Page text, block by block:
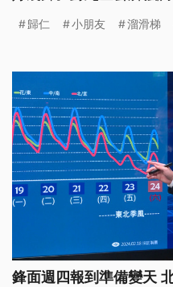
歸仁 小朋友 溜滑梯
鋒面週四報到準備變天